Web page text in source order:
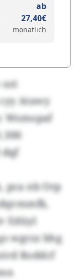
ab
27,40€
monatlich
azi
Atawy
pca nb Orp
Edüyl
wgrzz bhg
Roddcf